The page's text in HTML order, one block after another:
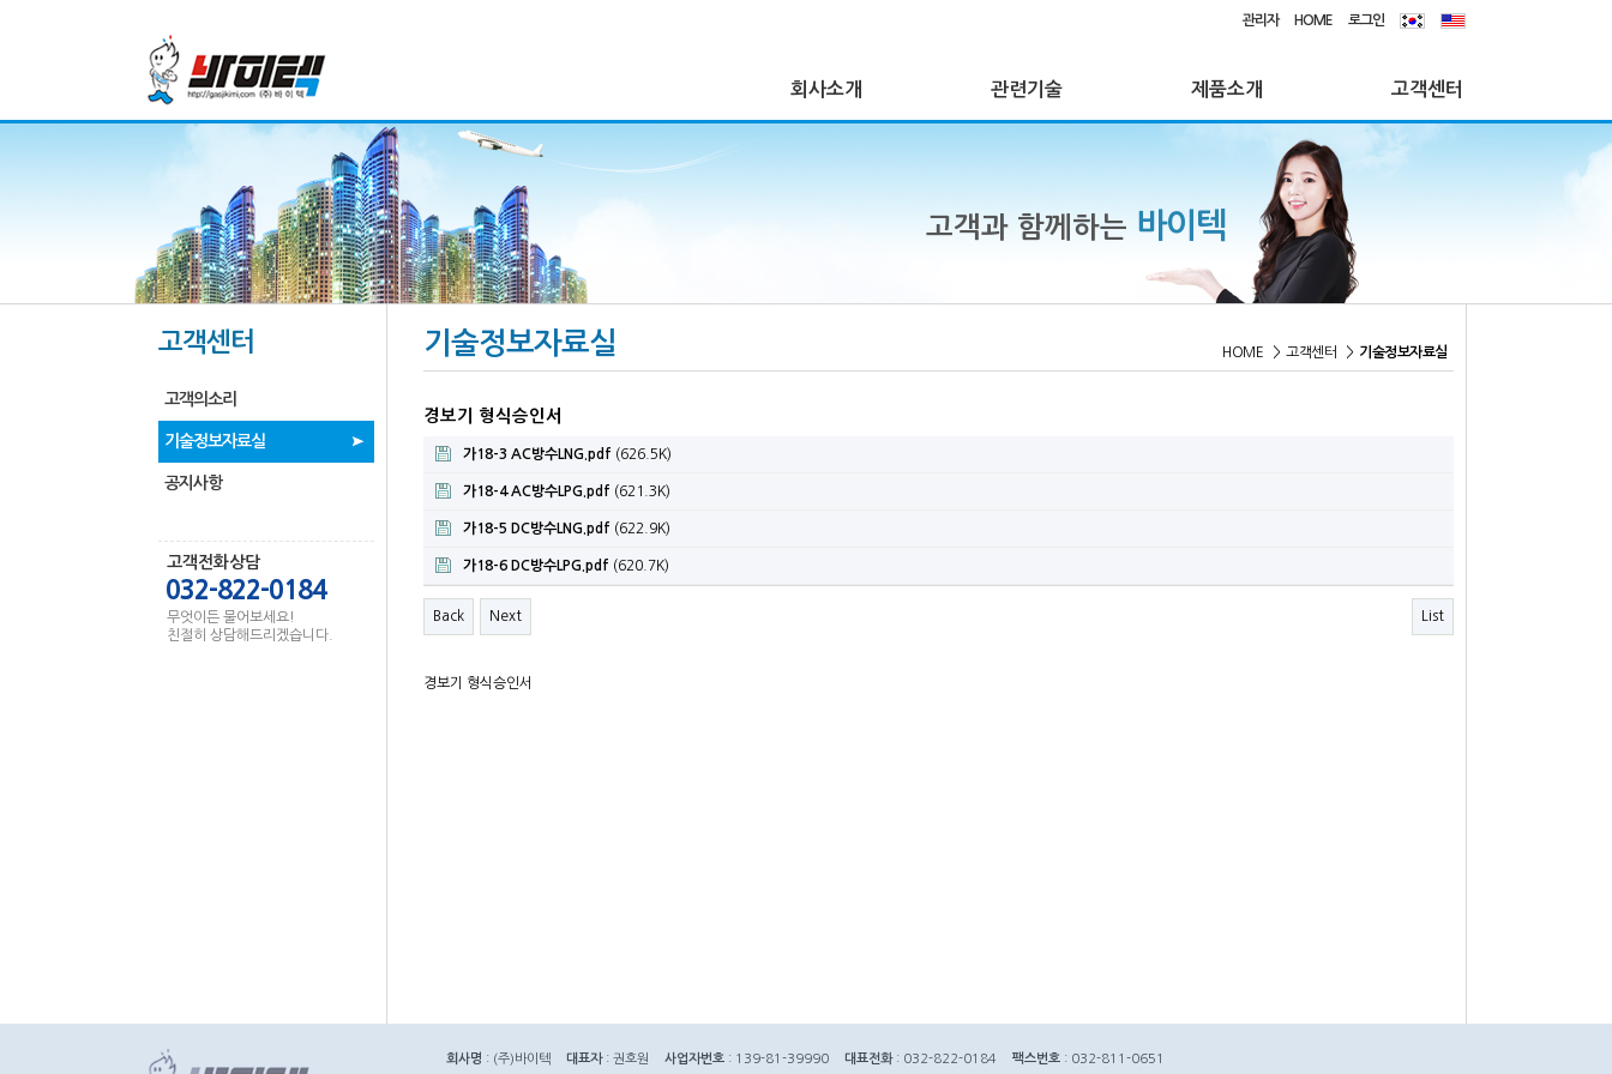
회사소개 관련기술 제품소개 고객센터
관리자 HOME 로그인
고객과 함께하는 바이텍
고객센터
고객의소리
기술정보자료실
공지사항
고객전화상담
032-822-0184
무엇이든 물어보세요!
친절히 상담해드리겠습니다.
HOME > 고객센터 > 기술정보자료실
기술정보자료실
경보기 형식승인서
가18-3 AC방수LNG.pdf (626.5K)
가18-4 AC방수LPG.pdf (621.3K)
가18-5 DC방수LNG.pdf (622.9K)
가18-6 DC방수LPG.pdf (620.7K)
Back Next List
경보기 형식승인서
회사명 : (주)바이텍 대표자: 권호원 사업자번호 : 139-81-39990 대표전화: 032-822-0184 팩스번호 : 032-811-0651